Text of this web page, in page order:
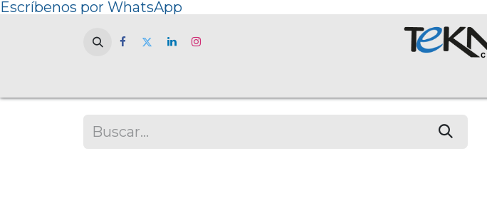
Escríbenos por WhatsApp